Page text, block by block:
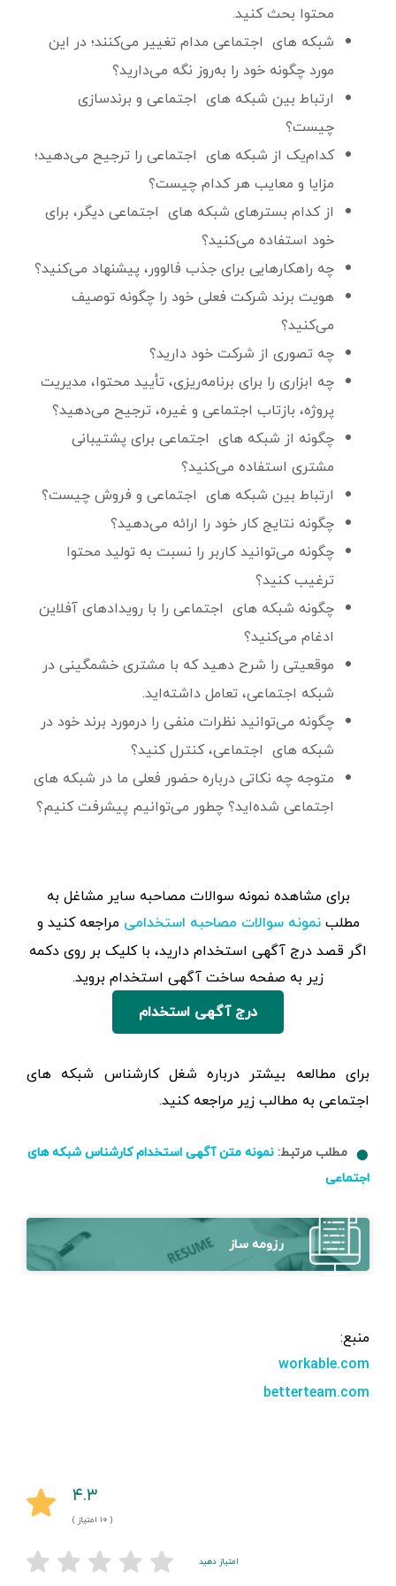
محتوا بحث کنید.
شبکه های اجتماعی مدام تغییر می‌کنند؛ در این
مورد چگونه خود را به‌روز نگه می‌دارید؟
ارتباط بین شبکه های اجتماعی و برندسازی
چیست؟
کدام‌یک از شبکه های اجتماعی را ترجیح می‌دهید؛
مزایا و معایب هر کدام چیست؟
از کدام بسترهای شبکه های اجتماعی دیگر، برای
خود استفاده می‌کنید؟
چه راهکارهایی برای جذب فالوور، پیشنهاد می‌کنید؟
هویت برند شرکت فعلی خود را چگونه توصیف
می‌کنید؟
چه تصوری از شرکت خود دارید؟
چه ابزاری را برای برنامه‌ریزی، تأیید محتوا، مدیریت
پروژه، بازتاب اجتماعی و غیره، ترجیح می‌دهید؟
چگونه از شبکه های اجتماعی برای پشتیبانی
مشتری استفاده می‌کنید؟
ارتباط بین شبکه های اجتماعی و فروش چیست؟
چگونه نتایج کار خود را ارائه می‌دهید؟
چگونه می‌توانید کاربر را نسبت به تولید محتوا
ترغیب کنید؟
چگونه شبکه های اجتماعی را با رویدادهای آفلاین
ادغام می‌کنید؟
موقعیتی را شرح دهید که با مشتری خشمگینی در
شبکه اجتماعی، تعامل داشته‌اید.
چگونه می‌توانید نظرات منفی را درمورد برند خود در
شبکه های اجتماعی، کنترل کنید؟
متوجه چه نکاتی درباره حضور فعلی ما در شبکه های
اجتماعی شده‌اید؟ چطور می‌توانیم پیشرفت کنیم؟
برای مشاهده‌ نمونه سوالات مصاحبه سایر مشاغل به
مطلبنمونه سوالات مصاحبه استخدامی مراجعه کنید و
اگر قصد درج آگهی استخدام دارید، با کلیک بر روی دکمه
زیر به صفحه ساخت آگهی استخدام بروید.
درج آگهی استخدام
برای مطالعه بیشتر درباره شغل کارشناس شبکه های
اجتماعی به مطالب زیر مراجعه کنید.
مطلب مرتبط: نمونه متن آگهی استخدام کارشناس شبکه های
اجتماعی
رزومه ساز
منبع:
workable.com
betterteam.com
۴.۳
( ۱۰ امتیاز )
امتیاز دهید